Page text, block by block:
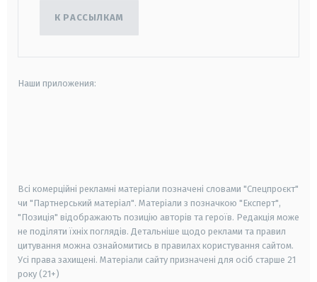
К РАССЫЛКАМ
Наши приложения:
Всі комерційні рекламні матеріали позначені словами "Спецпроєкт"
чи "Партнерський матеріал". Матеріали з позначкою "Експерт",
"Позиція" відображають позицію авторів та героїв. Редакція може
не поділяти їхніх поглядів. Детальніше щодо реклами та правил
цитування можна ознайомитись в правилах користування сайтом.
Усі права захищені. Матеріали сайту призначені для осіб старше 21
року (21+)